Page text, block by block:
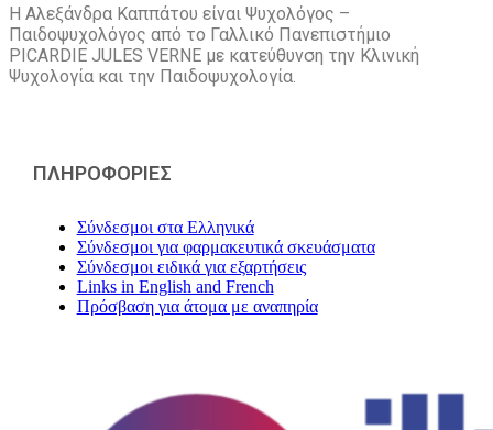
Η Αλεξάνδρα Καππάτου είναι Ψυχολόγος –
Παιδοψυχολόγος από το Γαλλικό Πανεπιστήμιο
PICARDIE JULES VERNE με κατεύθυνση την Kλινική
Ψυχολογία και την Παιδοψυχολογία.
ΠΛΗΡΟΦΟΡΙΕΣ
Σύνδεσμοι στα Ελληνικά
Σύνδεσμοι για φαρμακευτικά σκευάσματα
Σύνδεσμοι ειδικά για εξαρτήσεις
Links in English and French
Πρόσβαση για άτομα με αναπηρία